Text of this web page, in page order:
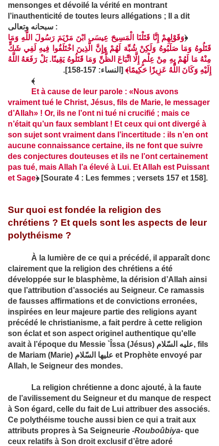
mensonges et dévoilé la vérité en montrant
l’inauthenticité de toutes leurs allégations ; Il a dit
سبحانه وتعالى :
﴿وَقَوْلِهِمْ إِنَّا قَتَلْنَا الْمَسِيحَ عِيسَى ابْنَ مَرْيَمَ رَسُولَ اللَّهِ وَمَا
قَتَلُوهُ وَمَا صَلَبُوهُ وَلَكِنْ شُبِّهَ لَهُمْ وَإِنَّ الَّذِينَ اخْتَلَفُوا فِيهِ لَفِي شَكٍّ
مِنْهُ مَا لَهُمْ بِهِ مِنْ عِلْمٍ إِلَّا اتِّبَاعَ الظَّنِّ وَمَا قَتَلُوهُ يَقِينًا. بَلْ رَفَعَهُ اللَّهُ
إِلَيْهِ وَكَانَ اللَّهُ عَزِيزًا حَكِيمًا﴾ [النساء: 157-158]
.
﴾
Et à cause de leur parole : «Nous avons
vraiment tué le Christ, Jésus, fils de Marie, le messager
d’Allah» ! Or, ils ne l’ont ni tué ni crucifié ; mais ce
n’était qu’un faux semblant ! Et ceux qui ont divergé à
son sujet sont vraiment dans l’incertitude : ils n’en ont
aucune connaissance certaine, ils ne font que suivre
des conjectures douteuses et ils ne l’ont certainement
pas tué, mais Allah l’a élevé à Lui. Et Allah est Puissant
et Sage﴿ [Sourate 4 : Les femmes ; versets 157 et 158].
Sur quoi est fondée la religion des
chrétiens ? Et quels sont les aspects de leur
polythéisme ?
À la lumière de ce qui a précédé, il apparaît donc
claire­ment que la religion des chrétiens a été
développée sur le blasphème, la dérision d’Allah ainsi
que l’attribution d’associés au Seigneur. Ce ramassis
de fausses affirmations et de convic­tions erronées,
inspirées en leur majeure partie des religions ayant
précédé le christianisme, a fait perdre à cette religion
son éclat et son aspect originel authentique qu'elle
avait à l’époque du Messie `Îssa (Jésus) عليه السّلام, fils
de Mariam (Marie) عليها السّلام et Prophète envoyé par
Allah, le Seigneur des mondes.
La religion chrétienne a donc ajouté, à la faute
de l’avilis­sement du Seigneur et du manque de respect
à Son égard, celle du fait de Lui attribuer des associés.
Ce polythéisme touche aussi bien ce qui a trait aux
attributs propres à Sa Seigneurie ‑Rouboûbiya‑ que
ceux relatifs à Son droit exclusif d’être adoré